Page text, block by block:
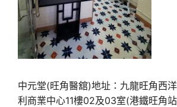
中元堂(旺角醫舘)地址：九龍旺角西
利商業中心11樓02及03室(港鐵旺角